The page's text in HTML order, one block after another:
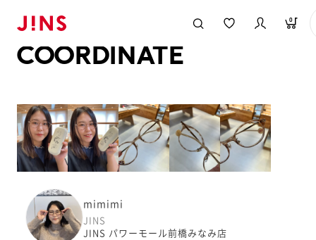
0
COORDINATE
mimimi
JINS
JINS パワーモール前橋みなみ店